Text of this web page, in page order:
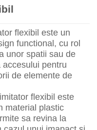
flexibil este un
functional, cu rol
unor spatii sau de
pentru
de elemente de
flexibil este
material plastic
sa revina la